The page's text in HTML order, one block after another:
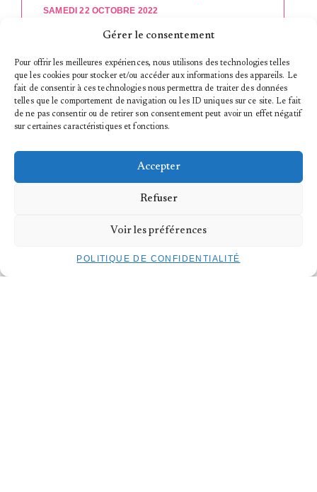
Gérer le consentement
Pour offrir les meilleures expériences, nous utilisons des technologies telles
que les cookies pour stocker et/ou accéder aux informations des appareils. Le
fait de consentir à ces technologies nous permettra de traiter des données
telles que le comportement de navigation ou les ID uniques sur ce site. Le fait
de ne pas consentir ou de retirer son consentement peut avoir un effet négatif
sur certaines caractéristiques et fonctions.
Accepter
Refuser
Voir les préférences
POLITIQUE DE CONFIDENTIALITÉ
SAMEDI 22 OCTOBRE 2022
19:00 (ouverture des portes à 18:30)
LIEU
TROIS C-L – Centre de Création Chorégraphique
Luxembourgeois
Banannefabrik
PROGRAMME
>
– Harris Gkekas
>UNE– Harris Gkekas
RÉSERVATION OBLIGATOIRE
Kulturpass 1,5€
TICKETS POUR LA SOIRÉE
TICKETS